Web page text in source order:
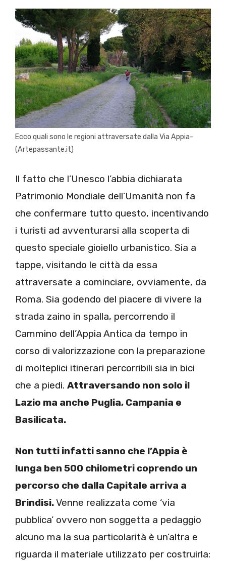
Ecco quali sono le regioni attraversate dalla Via Appia-
(Artepassante.it)
Il fatto che l’Unesco l’abbia dichiarata
Patrimonio Mondiale dell’Umanità non fa
che confermare tutto questo, incentivando
i turisti ad avventurarsi alla scoperta di
questo speciale gioiello urbanistico. Sia a
tappe, visitando le città da essa
attraversate a cominciare, ovviamente, da
Roma. Sia godendo del piacere di vivere la
strada zaino in spalla, percorrendo il
Cammino dell’Appia Antica da tempo in
corso di valorizzazione con la preparazione
di molteplici itinerari percorribili sia in bici
che a piedi. Attraversando non solo il
Lazio ma anche Puglia, Campania e
Basilicata.
Non tutti infatti sanno che l’Appia è
lunga ben 500 chilometri coprendo un
percorso che dalla Capitale arriva a
Brindisi.Venne realizzata come ‘via
pubblica’ ovvero non soggetta a pedaggio
alcuno ma la sua particolarità è un’altra e
riguarda il materiale utilizzato per costruirla: